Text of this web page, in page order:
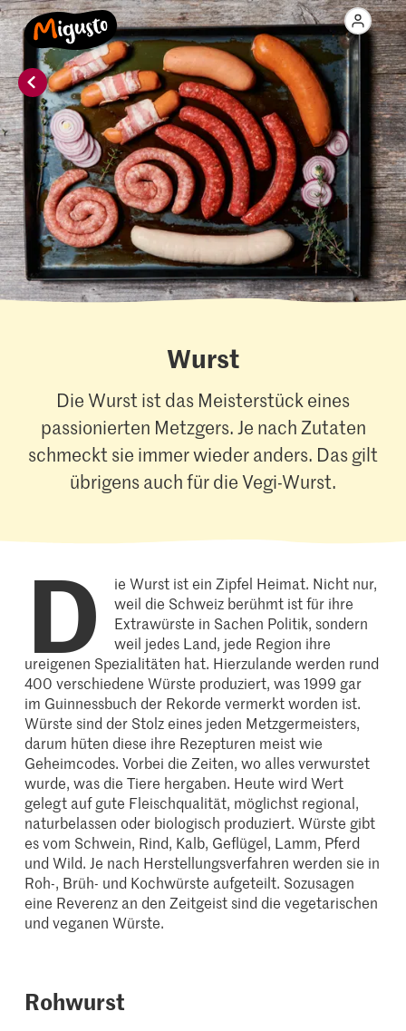
Wurst
Die Wurst ist das Meisterstück eines
passionierten Metzgers. Je nach Zutaten
schmeckt sie immer wieder anders. Das gilt
übrigens auch für die Vegi-Wurst.
D
ie Wurst ist ein Zipfel Heimat. Nicht nur,
weil die Schweiz berühmt ist für ihre
Extrawürste in Sachen Politik, sondern
weil jedes Land, jede Region ihre
ureigenen Spezialitäten hat. Hierzulande werden rund
400 verschiedene Würste produziert, was 1999 gar
im Guinnessbuch der Rekorde vermerkt worden ist.
Würste sind der Stolz eines jeden Metzgermeisters,
darum hüten diese ihre Rezepturen meist wie
Geheimcodes. Vorbei die Zeiten, wo alles verwurstet
wurde, was die Tiere hergaben. Heute wird Wert
gelegt auf gute Fleischqualität, möglichst regional,
naturbelassen oder biologisch produziert. Würste gibt
es vom Schwein, Rind, Kalb, Geflügel, Lamm, Pferd
und Wild. Je nach Herstellungsverfahren werden sie in
Roh-, Brüh- und Kochwürste aufgeteilt. Sozusagen
eine Reverenz an den Zeitgeist sind die vegetarischen
und veganen Würste.
Rohwurst